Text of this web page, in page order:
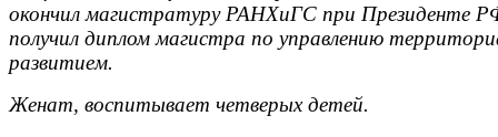
окончил магистратуру РАНХиГС при Президенте
получил диплом магистра по управлению
развитием.
Женат, воспитывает четверых детей.